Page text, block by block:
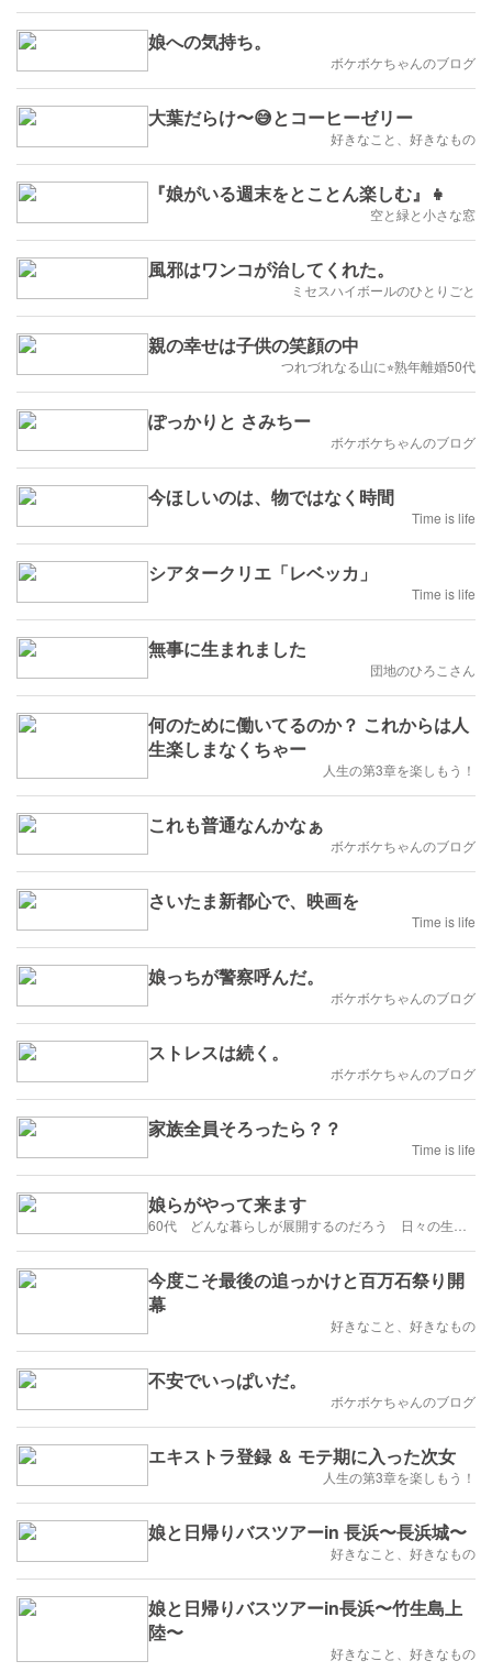
娘への気持ち。
ボケボケちゃんのブログ
大葉だらけ〜😅とコーヒーゼリー
好きなこと、好きなもの
『娘がいる週末をとことん楽しむ』👧
空と緑と小さな窓
風邪はワンコが治してくれた。
ミセスハイボールのひとりごと
親の幸せは子供の笑顔の中
つれづれなる山に⭐︎熟年離婚50代
ぽっかりと さみちー
ボケボケちゃんのブログ
今ほしいのは、物ではなく時間
Time is life
シアタークリエ「レベッカ」
Time is life
無事に生まれました
団地のひろこさん
何のために働いてるのか？ これからは人
生楽しまなくちゃー
人生の第3章を楽しもう！
これも普通なんかなぁ
ボケボケちゃんのブログ
さいたま新都心で、映画を
Time is life
娘っちが警察呼んだ。
ボケボケちゃんのブログ
ストレスは続く。
ボケボケちゃんのブログ
家族全員そろったら？？
Time is life
娘らがやって来ます
今度こそ最後の追っかけと百万石祭り開
幕
好きなこと、好きなもの
不安でいっぱいだ。
ボケボケちゃんのブログ
エキストラ登録 ＆ モテ期に入った次女
人生の第3章を楽しもう！
娘と日帰りバスツアーin 長浜〜長浜城〜
好きなこと、好きなもの
娘と日帰りバスツアーin長浜〜竹生島上
陸〜
好きなこと、好きなもの